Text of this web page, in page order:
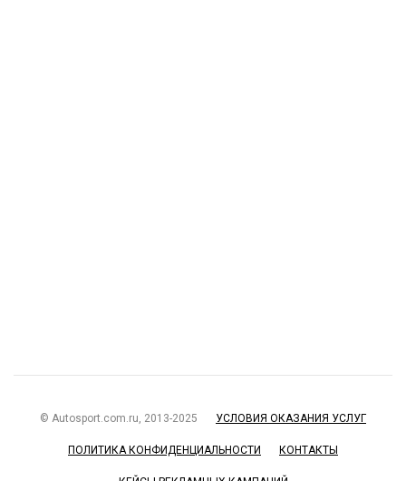
© Autosport.com.ru, 2013-2025 УСЛОВИЯ ОКАЗАНИЯ УСЛУГ
ПОЛИТИКА КОНФИДЕНЦИАЛЬНОСТИ КОНТАКТЫ